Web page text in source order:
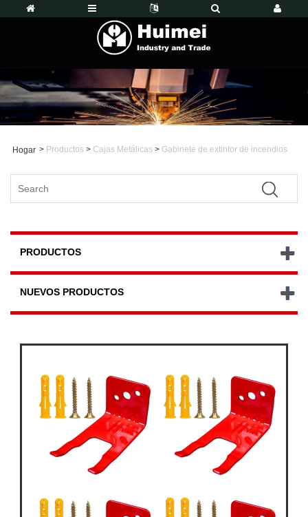
Hogar > Productos > Cajas Metálicas > Gabinete de extintor de incendios
PRODUCTOS
NUEVOS PRODUCTOS